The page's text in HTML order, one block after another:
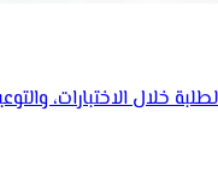
خلال الاختبارات،